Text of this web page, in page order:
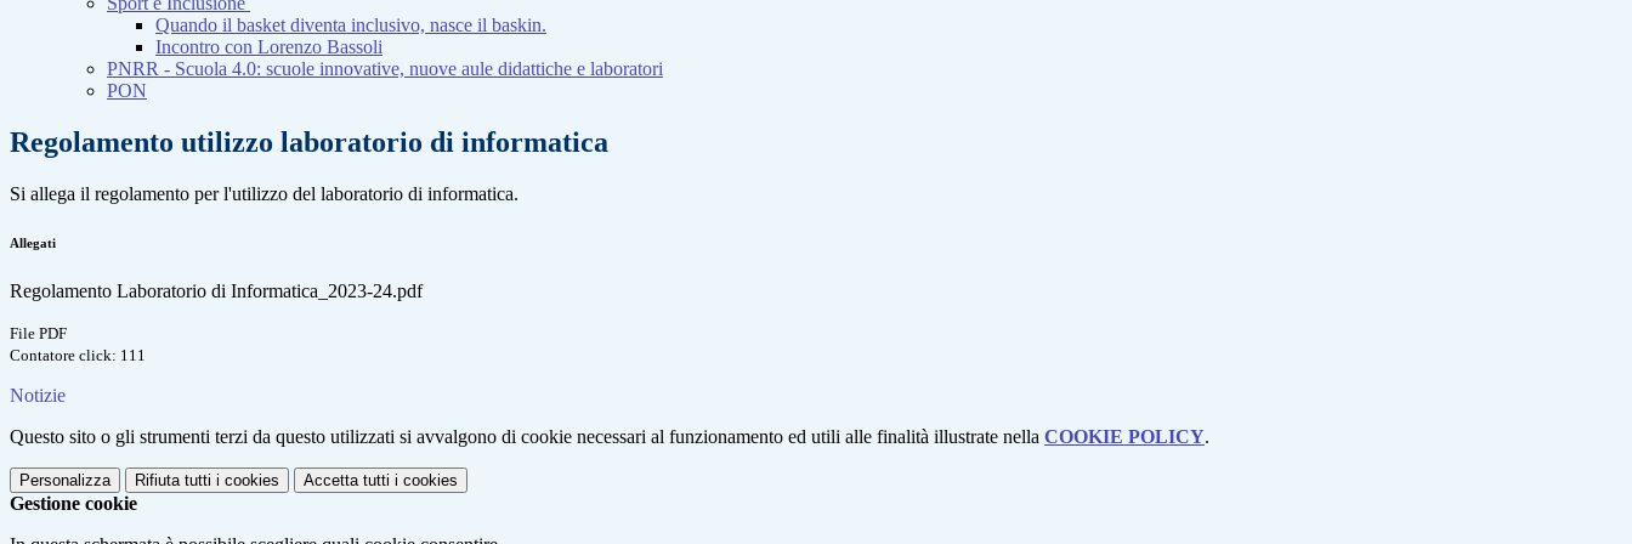
Quando il basket diventa inclusivo, nasce il baskin.
Incontro con Lorenzo Bassoli
PNRR - Scuola 4.0: scuole innovative, nuove aule didattiche e laboratori
PON
Regolamento utilizzo laboratorio di informatica
Si allega il regolamento per l'utilizzo del laboratorio di informatica.
Allegati
Regolamento Laboratorio di Informatica_2023-24.pdf
File PDF
Contatore click: 111
Notizie
Questo sito o gli strumenti terzi da questo utilizzati si avvalgono di cookie necessari al funzionamento ed utili alle finalità illustrate nella COOKIE POLICY.
Personalizza Rifiuta tutti i cookies Accetta tutti i cookies
Gestione cookie